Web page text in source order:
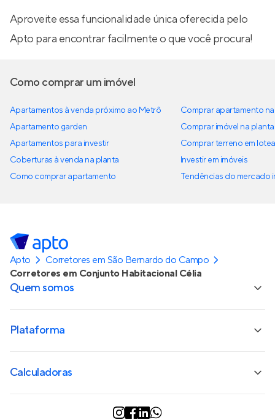
Aproveite essa funcionalidade única oferecida pelo
Apto para encontrar facilmente o que você procura!
Como comprar um imóvel
Apartamentos à venda próximo ao Metrô
Apartamento garden
Apartamentos para investir
Coberturas à venda na planta
Como comprar apartamento
Comprar apartamento
Comprar imóvel na planta
Comprar terreno em
Investir em imóveis
Tendências do mercado
Apto
Corretores em São Bernardo do Campo
Corretores em Conjunto Habitacional Célia
Quem somos
Plataforma
Calculadoras